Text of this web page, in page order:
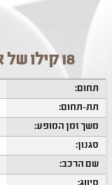
18 קילו של אהבה - הגרסה החדשה
תחום:
תת-תחום:
משך זמן המופע:
סגנון:
שם הרכב: